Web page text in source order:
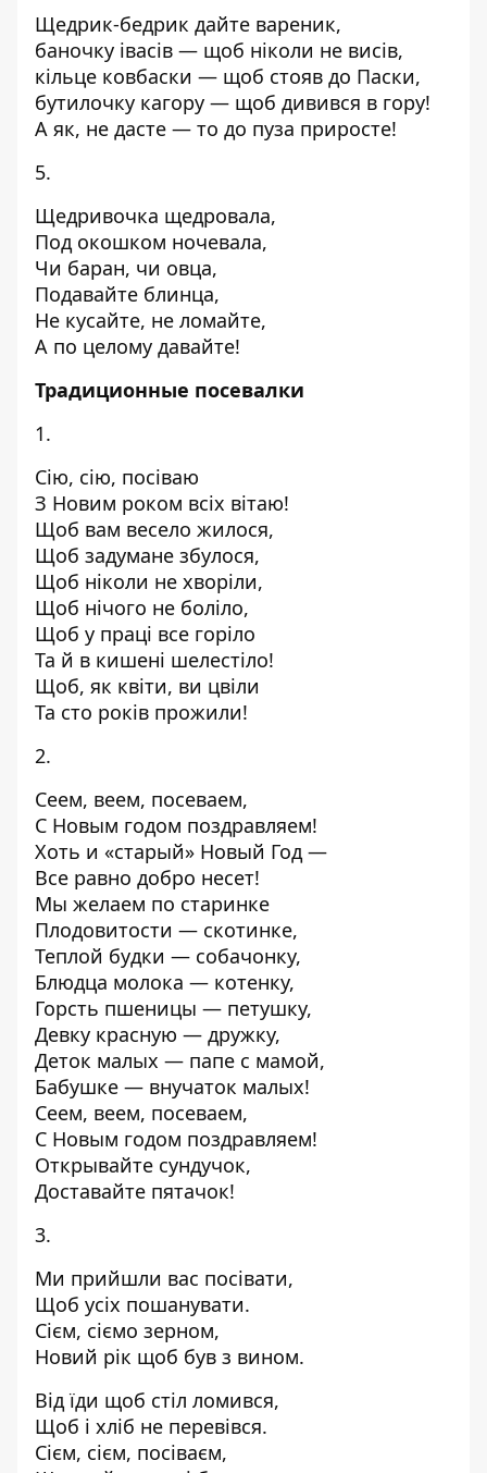
Щедрик-бедрик дайте вареник,
баночку івасів — щоб ніколи не висів,
кільце ковбаски — щоб стояв до Паски,
бутилочку кагору — щоб дивився в гору!
А як, не дасте — то до пуза приросте!
5.
Щедривочка щедровала,
Под окошком ночевала,
Чи баран, чи овца,
Подавайте блинца,
Не кусайте, не ломайте,
А по целому давайте!
Традиционные посевалки
1.
Сію, сію, посіваю
З Новим роком всіх вітаю!
Щоб вам весело жилося,
Щоб задумане збулося,
Щоб ніколи не хворіли,
Щоб нічого не боліло,
Щоб у праці все горіло
Та й в кишені шелестіло!
Щоб, як квіти, ви цвіли
Та сто років прожили!
2.
Сеем, веем, посеваем,
С Новым годом поздравляем!
Хоть и «старый» Новый Год —
Все равно добро несет!
Мы желаем по старинке
Плодовитости — скотинке,
Теплой будки — собачонку,
Блюдца молока — котенку,
Горсть пшеницы — петушку,
Девку красную — дружку,
Деток малых — папе с мамой,
Бабушке — внучаток малых!
Сеем, веем, посеваем,
С Новым годом поздравляем!
Открывайте сундучок,
Доставайте пятачок!
3.
Ми прийшли вас посівати,
Щоб усіх пошанувати.
Сієм, сіємо зерном,
Новий рік щоб був з вином.
Від їди щоб стіл ломився,
Щоб і хліб не перевівся.
Сієм, сієм, посіваєм,